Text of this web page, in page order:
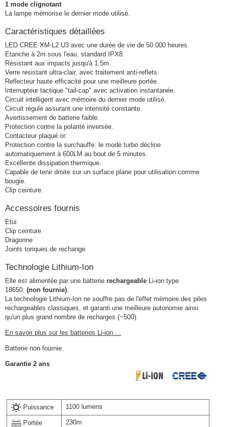
1 mode clignotant
La lampe mémorise le dernier mode utilisé.
Caractéristiques détaillées
LED CREE XM-L2 U3 avec une durée de vie de 50 000 heures.
Etanche à 2m sous l'eau, standard IPX8.
Résistant aux impacts jusqu'à 1,5m.
Verre resistant ultra-clair, avec traitement anti-reflets.
Reflecteur haute efficacité pour une meilleure portée.
Interrupteur tactique "tail-cap" avec activation instantanée.
Circuit intelligent avec mémoire du dernier mode utilisé.
Circuit régulé assurant une intensité constante.
Avertissement de batterie faible.
Protection contre la polarité inversée.
Contacteur plaqué or.
Protection contre la surchauffe: le mode turbo décline
automatiquement à 600LM au bout de 5 minutes.
Excellente dissipation thermique.
Capable de tenir droite sur un surface plane pour utilisation comme
bougie.
Clip ceinture.
Accessoires fournis
Etui
Clip ceinture
Dragonne
Joints toriques de rechange
Technologie Lithium-Ion
Elle est alimentée par une batterie rechargeable Li-ion type
18650. (non fournie).
La technologie Lithium-Ion ne souffre pas de l'effet mémoire des piles
rechargeables classiques, et garanti une meilleure autonomie ainsi
qu'un plus grand nombre de recharges (~500).
En savoir plus sur les batteries Li-ion ...
Batterie non fournie.
Garantie 2 ans
Puissance 1100 lumens
Portée 230m